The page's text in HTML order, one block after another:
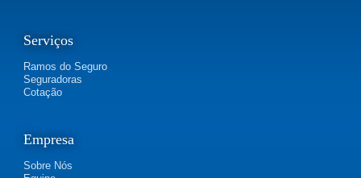
Serviços
Ramos do Seguro
Seguradoras
Cotação
Empresa
Sobre Nós